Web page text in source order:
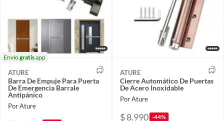
Envíogratisapp
ATURE
Barra De Empuje Para Puerta
De Emergencia Barrale
Antipánico
Por Ature
ATURE
Cierre Automático De Puertas
De Acero Inoxidable
Por Ature
$ 8.990 -44%